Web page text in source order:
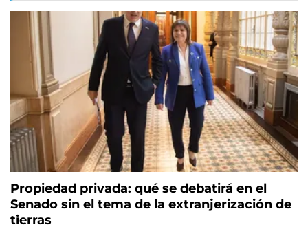
Propiedad privada: qué se debatirá en el
Senado sin el tema de la extranjerización de
tierras